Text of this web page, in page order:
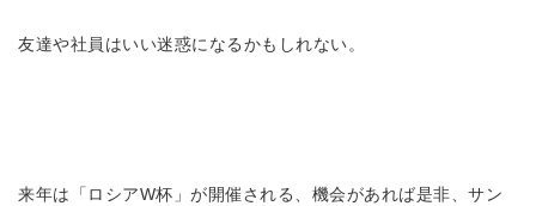
友達や社員はいい迷惑になるかもしれない。
来年は「ロシアW杯」が開催される、機会があれば是非、サン